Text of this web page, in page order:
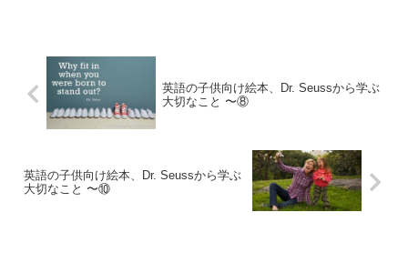
英語の子供向け絵本、Dr. Seussから学ぶ
大切なこと 〜⑧
英語の子供向け絵本、Dr. Seussから学ぶ
大切なこと 〜⑩